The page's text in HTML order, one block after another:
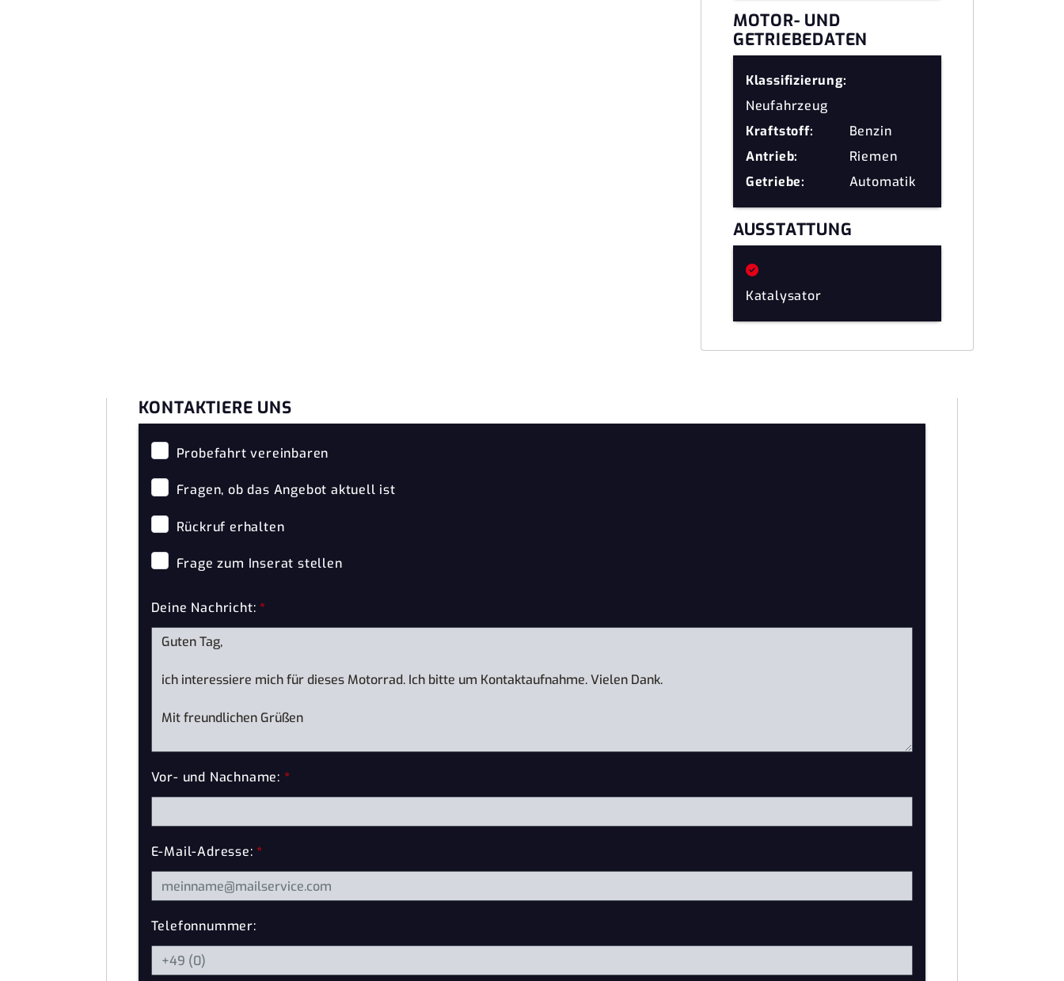
MOTOR- UND
GETRIEBEDATEN
Klassifizierung:
Neufahrzeug
Kraftstoff:
Benzin
Antrieb:
Riemen
Getriebe:
Automatik
AUSSTATTUNG
Katalysator
KONTAKTIERE UNS
Probefahrt vereinbaren
Fragen, ob das Angebot aktuell ist
Rückruf erhalten
Frage zum Inserat stellen
Deine Nachricht:*
Vor- und Nachname: *
E-Mail-Adresse:*
Telefonnummer: